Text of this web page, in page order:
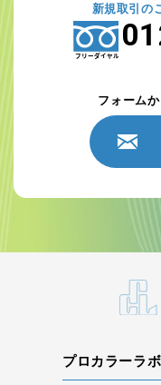
新規取引の
フォーム
プロカラーラ